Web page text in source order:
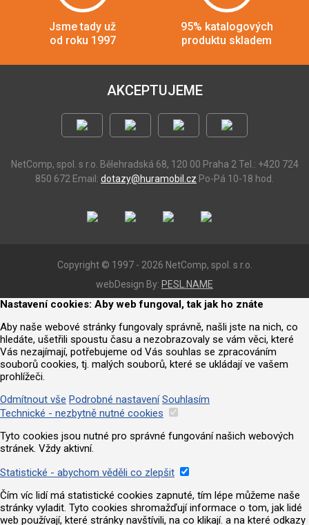
Jsme tady už
od roku 1997
95% katalogových
produktu skladem
AKCEPTUJEME
NetComp, spol. s r.o. Bělehradská 68, 120 00 Praha 2 Tel.: +420 724
850 672 Email: dotazy@huramobil.cz Po-Pá 10-18 hod.
Copyright © 1997 - 2026 NetComp, spol. s r.o.
webDesign By: PESL.NAME
Nastavení cookies: Aby web fungoval, tak jak ho znáte
Aby naše webové stránky fungovaly správně, našli jste na nich, co
hledáte, ušetřili spoustu času a nezobrazovaly se vám věci, které
Vás nezajímají, potřebujeme od Vás souhlas se zpracováním
souborů cookies, tj. malých souborů, které se ukládají ve vašem
prohlížeči.
Odmítnout vše Podrobné nastavení Souhlasím
Technické - nezbytně nutné cookies
Tyto cookies jsou nutné pro správné fungování našich webových
stránek. Vždy aktivní.
Statistické - abychom věděli co zlepšit
Čím víc lidí má statistické cookies zapnuté, tím lépe můžeme naše
stránky vyladit. Tyto cookies shromažďují informace o tom, jak lidé
web používají, které stránky navštívili, na co klikají. a na které odkazy